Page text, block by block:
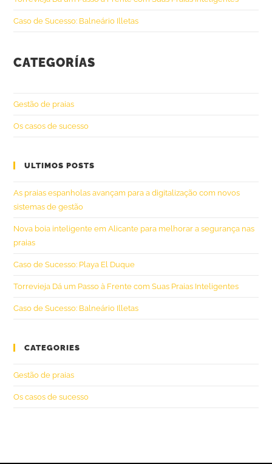
Caso de Sucesso: Balneário Illetas
CATEGORÍAS
Gestão de praias
Os casos de sucesso
ULTIMOS POSTS
As praias espanholas avançam para a digitalização com novos
sistemas de gestão
Nova boia inteligente em Alicante para melhorar a segurança nas
praias
Caso de Sucesso: Playa El Duque
Torrevieja Dá um Passo à Frente com Suas Praias Inteligentes
Caso de Sucesso: Balneário Illetas
CATEGORIES
Gestão de praias
Os casos de sucesso